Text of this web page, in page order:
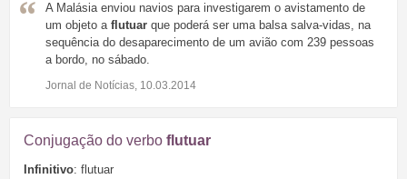
A Malásia enviou navios para investigarem o avistamento de
um objeto a flutuar que poderá ser uma balsa salva-vidas, na
sequência do desaparecimento de um avião com 239 pessoas
a bordo, no sábado.
Jornal de Notícias, 10.03.2014
Conjugação do verbo flutuar
Infinitivo: flutuar